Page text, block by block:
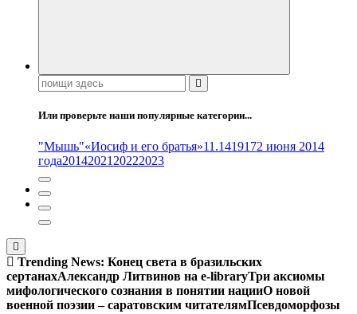
Поиск:
Или проверьте наши популярные категории...
"Мышь"«Иосиф и его братья»11.1419172 июня 2014
года20142021 20222023
Trending News: Конец света в бразильских
сертанахАлександр Литвинов на e-libraryТри аксиомы
мифологического сознания в понятии нацииО новой
военной поэзии – саратовским читателямПсевдоморфозы